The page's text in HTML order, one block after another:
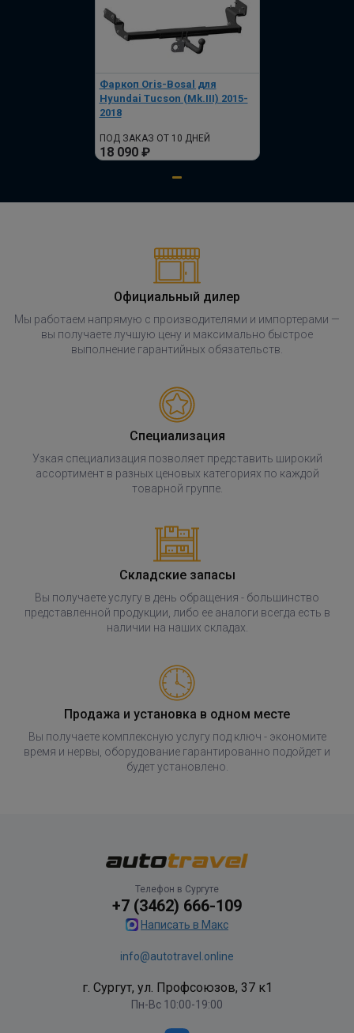
Фаркоп Oris-Bosal для
Hyundai Tucson (Mk.III) 2015-
2018
ПОД ЗАКАЗ ОТ 10 ДНЕЙ
18 090 ₽
Официальный дилер
Мы работаем напрямую с производителями и импортерами —
вы получаете лучшую цену и максимально быстрое
выполнение гарантийных обязательств.
Специализация
Узкая специализация позволяет представить широкий
ассортимент в разных ценовых категориях по каждой
товарной группе.
Складские запасы
Вы получаете услугу в день обращения - большинство
представленной продукции, либо ее аналоги всегда есть в
наличии на наших складах.
Продажа и установка в одном месте
Вы получаете комплексную услугу под ключ - экономите
время и нервы, оборудование гарантированно подойдет и
будет установлено.
Телефон в Сургуте
+7 (3462) 666-109
Написать в Макс
info@autotravel.online
г. Сургут, ул. Профсоюзов, 37 к1
Пн-Вс 10:00-19:00